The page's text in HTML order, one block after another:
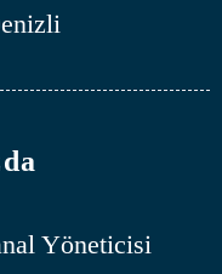
Yöneticisi